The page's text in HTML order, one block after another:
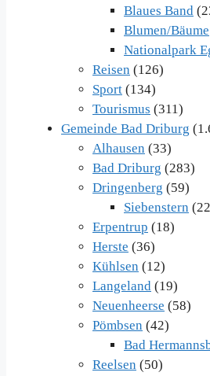
Blaues Band
Blumen/Bäume
Nationalpark
Reisen (126)
Sport (134)
Tourismus (311)
Gemeinde Bad Driburg
Alhausen (33)
Bad Driburg (283)
Dringenberg (59)
Siebenstern
Erpentrup (18)
Herste (36)
Kühlsen (12)
Langeland (19)
Neuenheerse (58)
Pömbsen (42)
Bad
Reelsen (50)